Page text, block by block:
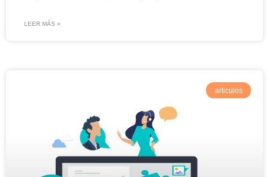
LEER MÁS »
articulos